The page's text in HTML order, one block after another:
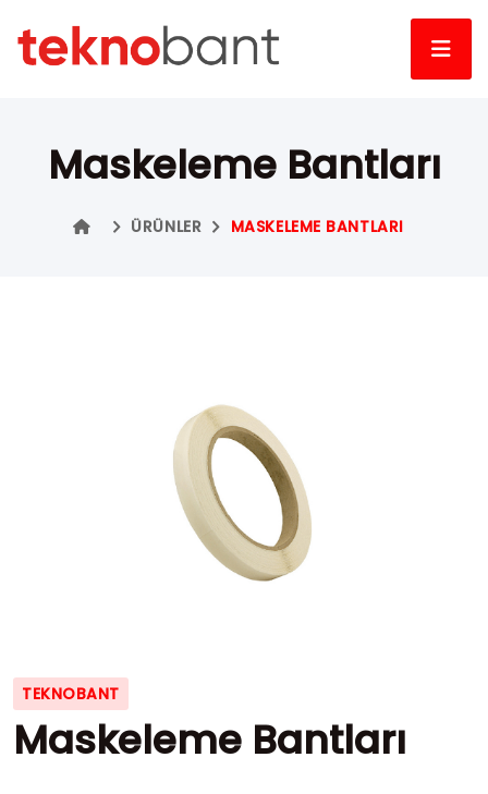
Maskeleme Bantları
ÜRÜNLER MASKELEME BANTLARI
TEKNOBANT
Maskeleme Bantları